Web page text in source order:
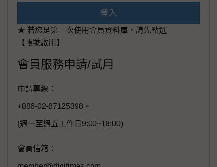
登入
★ 若您是第一次使用會員資料庫，請先點選
【帳號啟用】
會員服務申請/試用
申請專線：
+886-02-87125398。
(週一至週五工作日9:00~18:00)
會員信箱：